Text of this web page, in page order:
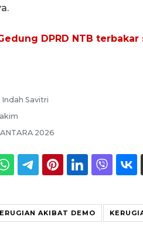
DPRD NTB terbakar
Savitri
ANTARA 2026
AKIBAT DEMO